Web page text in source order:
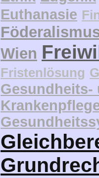
Fristenlösung
Gesundheits-
Novelle 2009
Jugendamt
Länder